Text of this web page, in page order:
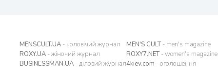
MENSCULT.UA - чоловічий журнал
ROXY.UA - жіночий журнал
BUSINESSMAN.UA - діловий журнал
MEN'S CULT- men's magazine
ROXY7.NET- women's magazine
4kiev.com - оголошення